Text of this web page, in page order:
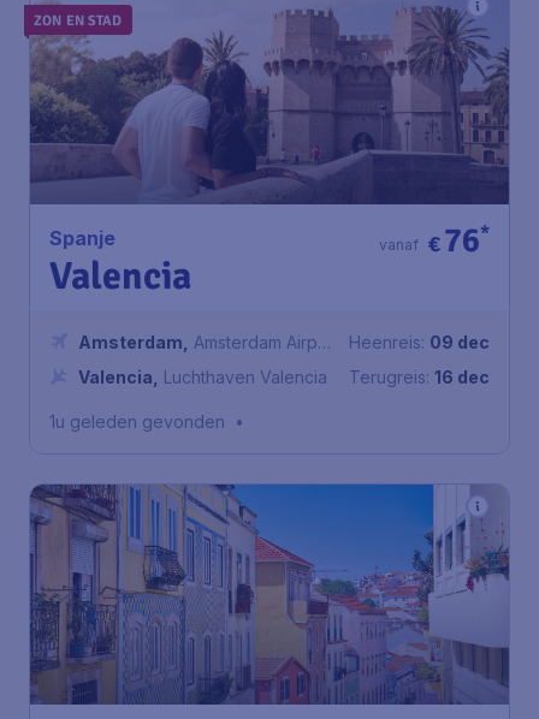
ZON EN STAD
Spanje
Valencia
€76*
vanaf
Amsterdam
Amsterdam Airport
Schiphol
Valencia Luchthaven Valencia
Heenreis: 09 dec
Terugreis: 16 dec
1u geleden gevonden •